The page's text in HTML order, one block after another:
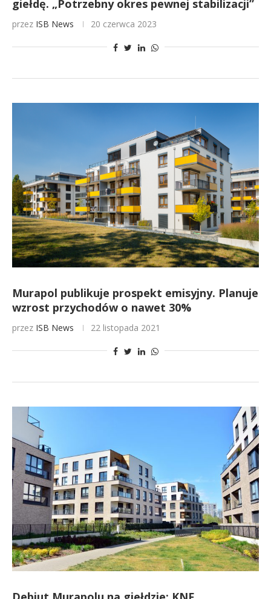
giełdę. „Potrzebny okres pewnej stabilizacji”
przez ISB News 20 czerwca 2023
Murapol publikuje prospekt emisyjny. Planuje
wzrost przychodów o nawet 30%
przez ISB News 22 listopada 2021